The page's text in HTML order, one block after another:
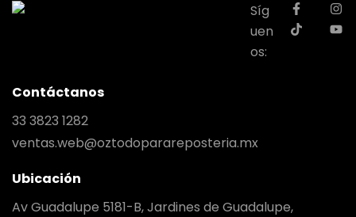
Síg
uen
os:
Contáctanos
33 3823 1282
ventas.web@oztodoparareposteria.mx
Ubicación
Av Guadalupe 5181-B, Jardines de Guadalupe,